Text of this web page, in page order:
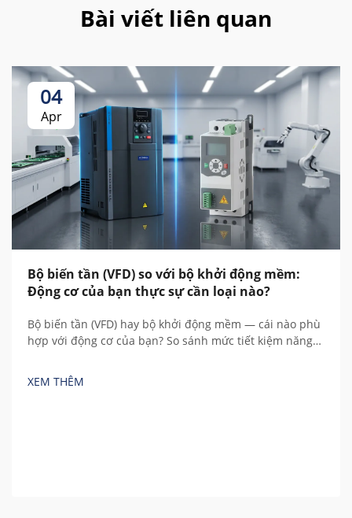
Bài viết liên quan
04
Apr
Bộ biến tần (VFD) so với bộ khởi động mềm:
Động cơ của bạn thực sự cần loại nào?
Bộ biến tần (VFD) hay bộ khởi động mềm — cái nào phù
hợp với động cơ của bạn? So sánh mức tiết kiệm năng
trong 5 năm dựa trên các phép tính thực tế trước khi
mua.
XEM THÊM